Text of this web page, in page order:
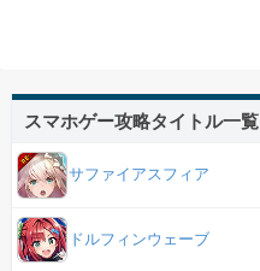
スマホゲー攻略タイトル一覧
サファイアスフィア
ドルフィンウェーブ